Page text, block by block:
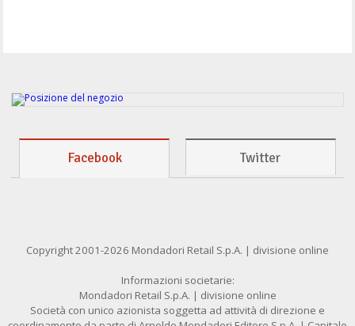
Facebook Twitter
Copyright 2001-2026 Mondadori Retail S.p.A. | divisione online
Informazioni societarie:
Mondadori Retail S.p.A. | divisione online
Società con unico azionista soggetta ad attività di direzione e